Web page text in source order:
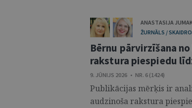
ANASTASIJA
ŽURNĀLS /
Bērnu pārvirzīšana
rakstura piespiedu
9. JŪNIJS 2026 • NR. 6 (1424)
Publikācijas mērķis ir
audzinoša rakstura